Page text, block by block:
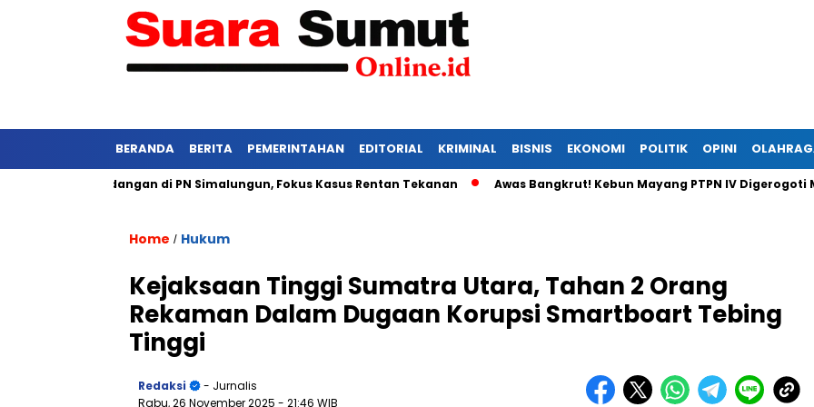
BERANDA BERITA PEMERINTAHAN EDITORIAL KRIMINAL BISNIS EKONOMI POLITIK OPINI
Persidangan di PN Simalungun, Fokus Kasus Rentan Tekanan Awas Bangkrut! Kebun Mayang PTPN IV Digerogoti Maling,
Home / Hukum
Kejaksaan Tinggi Sumatra Utara, Tahan 2 Orang
Rekaman Dalam Dugaan Korupsi Smartboart Tebing
Tinggi
Redaksi
- Jurnalis
Rabu, 26 November 2025 - 21:46 WIB